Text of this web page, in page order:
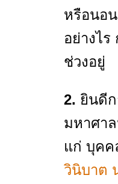
หรือนอ
อย่างไ
ช่วงอยู่
2. ยินดี
มหาศา
แก่ บุค
วินิบาต